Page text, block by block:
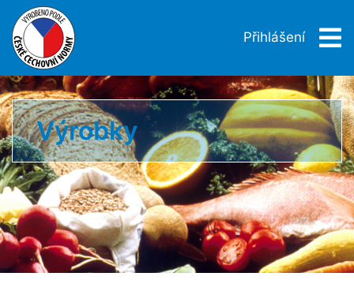
Přihlášení
Výrobky